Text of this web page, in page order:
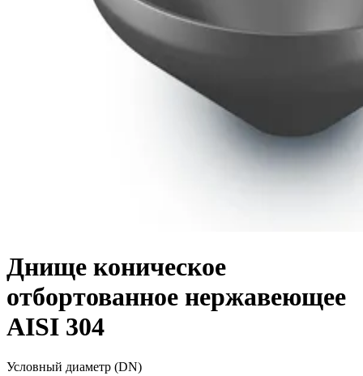
Днище коническое
отбортованное нержавеющее
AISI 304
Условный диаметр (DN)